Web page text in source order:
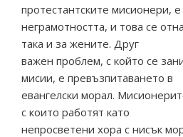
протестантските мисионери, е
неграмотността, и това се
така и за жените. Друг
важен проблем, с който се
мисии, е превъзпитаването в
евангелски морал.
с които работят като
непросветени хора с нисък